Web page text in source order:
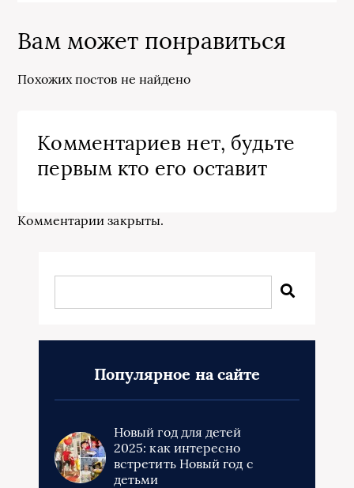
Вам может понравиться
Похожих постов не найдено
Комментариев нет, будьте
первым кто его оставит
Комментарии закрыты.
Популярное на сайте
Новый год для детей
2025: как интересно
встретить Новый год с
детьми